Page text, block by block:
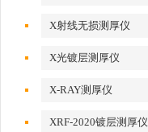
X射线无损测厚仪
X光镀层测厚仪
X-RAY测厚仪
XRF-2020镀层测厚仪